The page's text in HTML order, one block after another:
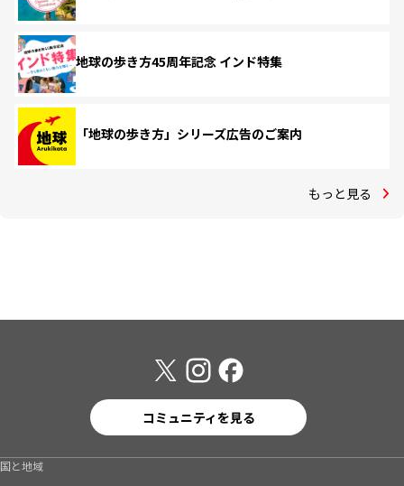
地球の歩き方45周年記念 インド特集
「地球の歩き方」シリーズ広告のご案内
もっと見る
コミュニティを見る
国と地域